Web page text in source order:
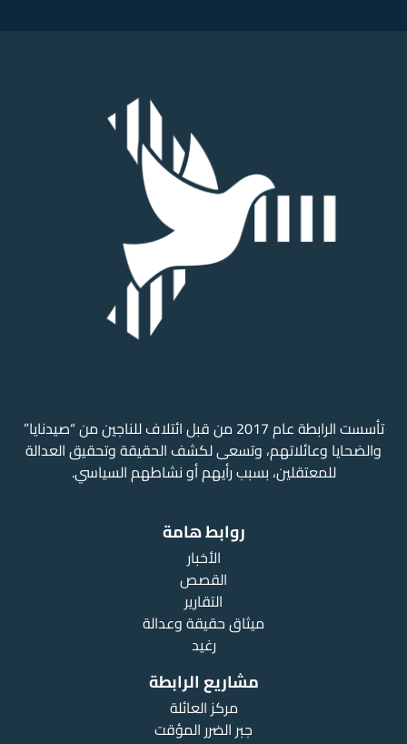
تأسست الرابطة عام 2017 من قبل ائتلاف للناجين من “صيدنايا”
والضحايا وعائلاتهم، وتسعى لكشف الحقيقة وتحقيق العدالة
للمعتقلين، بسبب رأيهم أو نشاطهم السياسي.
روابط هامة
الأخبار
القصص
التقارير
ميثاق حقيقة وعدالة
رغيد
مشاريع الرابطة
مركز العائلة
جبر الضرر المؤقت